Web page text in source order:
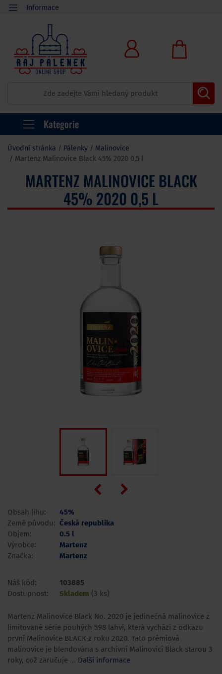
Informace
Kategorie
Úvodní stránka Pálenky
Malinovice
Martenz Malinovice Black 45% 2020 0,5 l
MARTENZ MALINOVICE BLACK
45% 2020 0,5 L
Obsah lihu:
45%
Země původu: Česká republika
Objem:
0.5 l
Výrobce:
Martenz
Značka:
Martenz
Náš kód:
103885
Dostupnost:
Skladem (3 ks)
Martenz Malinovice Black No. 2020 je jedinečná malinovice z
limitované série pouhých 598 lahví, která vychází z odkazu
první Malinovice BLACK z roku 2020. Tato prémiová
malinovice je blendována s archivní Malinovicí Black starou 3
roky, což zaručuje ... Další informace